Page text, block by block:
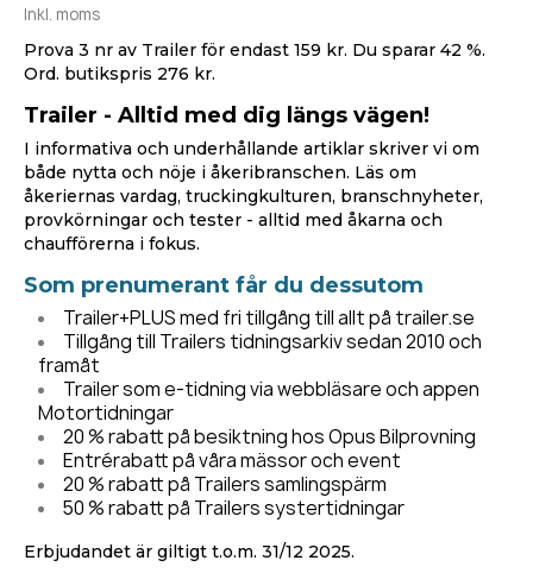
Inkl. moms
Prova 3 nr av Trailer för endast 159 kr. Du sparar 42 %.
Ord. butikspris 276 kr.
Trailer - Alltid med dig längs vägen!
I informativa och underhållande artiklar skriver vi om
både nytta och nöje i åkeribranschen. Läs om
åkeriernas vardag, truckingkulturen, branschnyheter,
provkörningar och tester - alltid med åkarna och
chaufförerna i fokus.
Som prenumerant får du dessutom
Trailer+PLUS med fri tillgång till allt på trailer.se
Tillgång till Trailers tidningsarkiv sedan 2010 och
framåt
Trailer som e-tidning via webbläsare och appen
Motortidningar
20 % rabatt på besiktning hos Opus Bilprovning
Entrérabatt på våra mässor och event
20 % rabatt på Trailers samlingspärm
50 % rabatt på Trailers systertidningar
Erbjudandet är giltigt t.o.m. 31/12 2025.